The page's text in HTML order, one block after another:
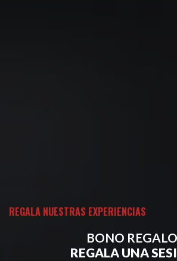
REGALA NUESTRAS EXPERIENCIAS
BONO
REGALA UNA